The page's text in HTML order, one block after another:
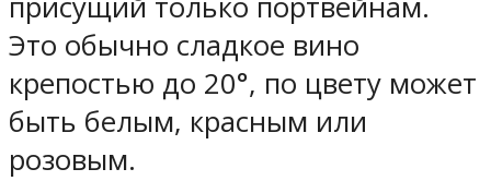
Это обычно сладкое вино
крепостью до 20°, по цвету может
быть белым, красным или
розовым.